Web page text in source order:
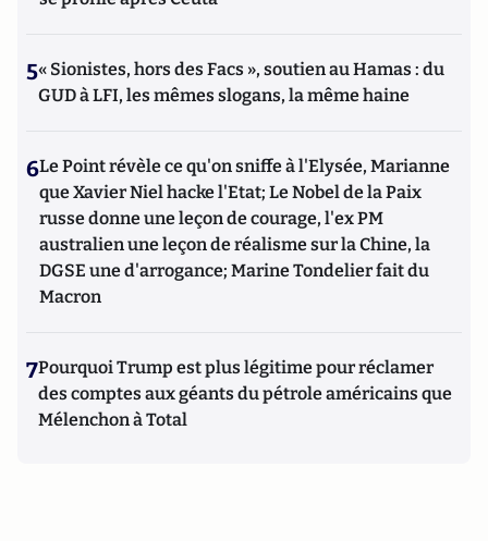
5« Sionistes, hors des Facs », soutien au Hamas : du
GUD à LFI, les mêmes slogans, la même haine
6Le Point révèle ce qu'on sniffe à l'Elysée, Marianne
que Xavier Niel hacke l'Etat; Le Nobel de la Paix
russe donne une leçon de courage, l'ex PM
australien une leçon de réalisme sur la Chine, la
DGSE une d'arrogance; Marine Tondelier fait du
Macron
7Pourquoi Trump est plus légitime pour réclamer
des comptes aux géants du pétrole américains que
Mélenchon à Total